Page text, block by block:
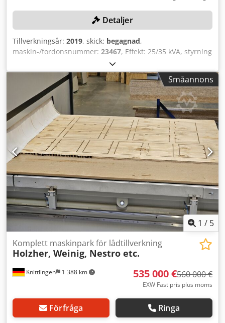
Detaljer
Tillverkningsår: 2019, skick: begagnad,
maskin-/fordonsnummer: 23467, Effekt: 25/35 kVA, styrning
SIEMENS Simatic HMI, bestående av: 1 tippanordning för
spåntransportvagnar, ELIAS ENGINEERING, lastkapacitet:
500 kg, 1 skrotkvarn ELIAS ENGINEERING FS 600, 1
förrengöring ELIAS ENGINEERING KSS-RA, 1 efterrengöring
ELIAS ENGINEERING 23468-4, 1 lagringstank ELIAS
ENGINEERING 23468-6, 1 spånfördelningsanordning ELIAS
ENGINEERING TTS 600, lastkapacitet: 150 kg, med
skensystem, styrning och stålhölje. Dcjdezqy R Uopfx An
Uek
Småannons
1 / 5
Knittlingen 1 388 km
Komplett maskinpark för lådtillverkning
Holzher, Weinig, Nestro etc.
535 000 €560 000 €
EXW Fast pris plus moms
Förfråga Ringa